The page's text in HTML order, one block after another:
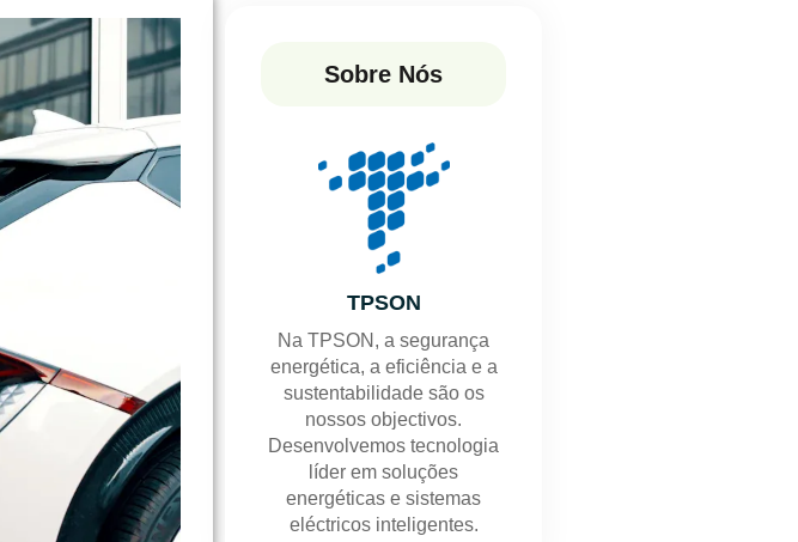
Sobre Nós
TPSON
Na TPSON, a segurança
energética, a eficiência e a
sustentabilidade são os
nossos objectivos.
Desenvolvemos tecnologia
líder em soluções
energéticas e sistemas
eléctricos inteligentes.